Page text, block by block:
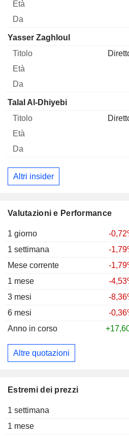
Valutazioni e Performance
1 giorno
-
1 settimana
-
Mese corrente
-
1 mese
-
3 mesi
-
6 mesi
-
Anno in corso
Altre quotazioni
Estremi dei prezzi
1 settimana
1 mese
Yasser Zaghloul
Talal Al-Dhiyebi
Altri insider